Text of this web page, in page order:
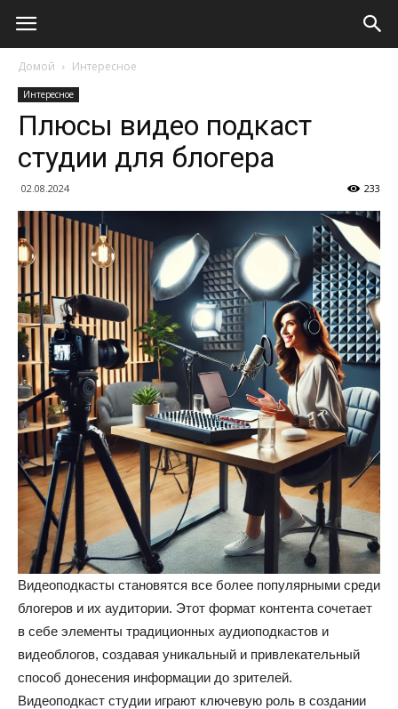
Домой Интересное
Интересное
Плюсы видео подкаст
студии для блогера
02.08.2024 233
Видеоподкасты становятся все более популярными среди
блогеров и их аудитории. Этот формат контента сочетает
в себе элементы традиционных аудиоподкастов и
видеоблогов, создавая уникальный и привлекательный
способ донесения информации до зрителей.
Видеоподкаст студии играют ключевую роль в создании